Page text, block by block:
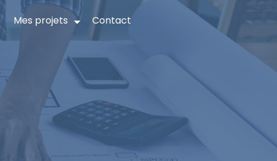
Mes projets Contact